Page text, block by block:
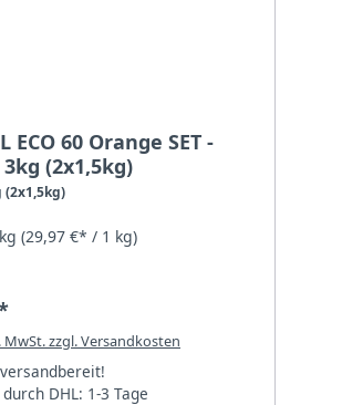
ECO 60 Orange SET -
(2x1,5kg)
(2x1,5kg)
(29,97 €* / 1 kg)
MwSt. zzgl. Versandkosten
DHL: 1-3 Tage